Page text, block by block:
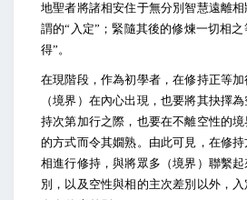
地聖者將諸相安住于無分別智慧遠離
謂的“入定”；緊隨其後的修煉一切相
得”。
在現階段，作為初學者，在修持正等
（境界）在內心出現，也要將其抉擇
持次第加行之際，也要在不離空性的
的方式而令其嫺熟。由此可見，在修
相進行修持，與將眾多（境界）聯繫
別，以及空性與相的主次差別以外，